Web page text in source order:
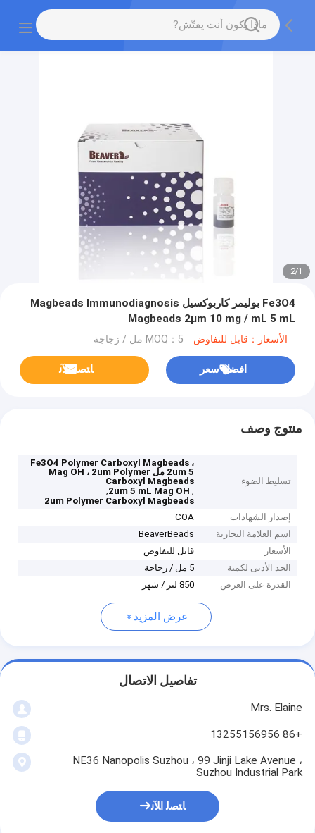
1
/
2
Fe3O4 بوليمر كاربوكسيل Magbeads Immunodiagnosis
Magbeads 2μm 10 mg / mL 5 mL
الأسعار：قابل للتفاوض MOQ：5 مل / زجاجة
افضل سعر ﺎﺘﺼﻟ ﺍﻶﻧ
منتوج وصف
تسليط الضوء
Fe3O4 Polymer Carboxyl Magbeads ،
2um 5 مل Mag OH ، 2um Polymer
Carboxyl Magbeads
,
2um 5 mL Mag OH
,
2um Polymer Carboxyl Magbeads
إصدار الشهادات
COA
اسم العلامة التجارية
BeaverBeads
الأسعار
قابل للتفاوض
الحد الأدنى لكمية
5 مل / زجاجة
القدرة على العرض
850 لتر / شهر
عرض المزيد
تفاصيل الاتصال
Mrs. Elaine
+86 13255156956
NE36 Nanopolis Suzhou ، 99 Jinji Lake Avenue ،
Suzhou Industrial Park
ﺎﺘﺼﻟ ﺍﻶﻧ